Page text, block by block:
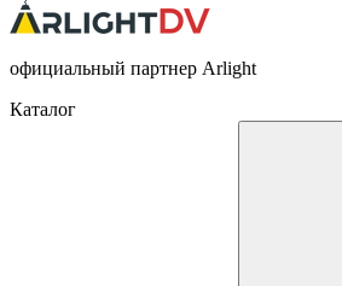
официальный партнер Arlight
Каталог